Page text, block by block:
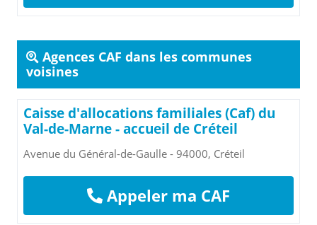
Agences CAF dans les communes
voisines
Caisse d'allocations familiales (Caf) du
Val-de-Marne - accueil de Créteil
Avenue du Général-de-Gaulle - 94000, Créteil
Appeler ma CAF